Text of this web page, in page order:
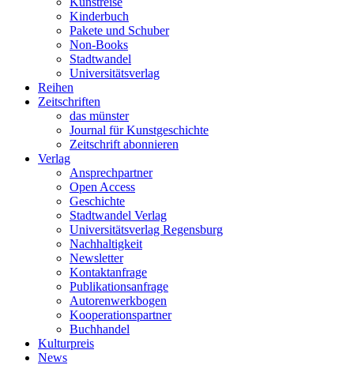
Kinderbuch
Pakete und Schuber
Non-Books
Stadtwandel
Universitätsverlag
Reihen
Zeitschriften
das münster
Journal für Kunstgeschichte
Zeitschrift abonnieren
Verlag
Ansprechpartner
Open Access
Geschichte
Stadtwandel Verlag
Universitätsverlag Regensburg
Nachhaltigkeit
Newsletter
Kontaktanfrage
Publikationsanfrage
Autorenwerkbogen
Kooperationspartner
Buchhandel
Kulturpreis
News